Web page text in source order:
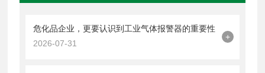
危化品企业，更要认识到工业气体报警器的重要性
2026-07-31
+